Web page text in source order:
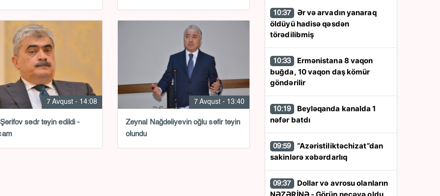
7 Avqust - 14:08
sədr təyin edildi -
7 Avqust - 13:40
Zeynal Nağdəliyevin oğlu səfir təyin
olundu
10:37
öldüyü hadisə qəsdən
törədilibmiş
10:33
buğda, 10 vaqon daş kömür
göndərilir
10:19
nəfər batdı
09:59
sakinlərə xəbərdarlıq
09:37